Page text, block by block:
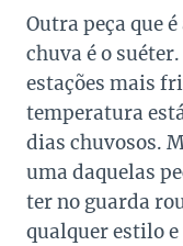
Outra peça que
chuva é o
estações mais
temperatura
dias chuvosos.
uma daquelas
ter no guarda
qualquer estilo